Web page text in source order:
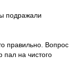
подражали
правильно. Вопрос
пал на чистого